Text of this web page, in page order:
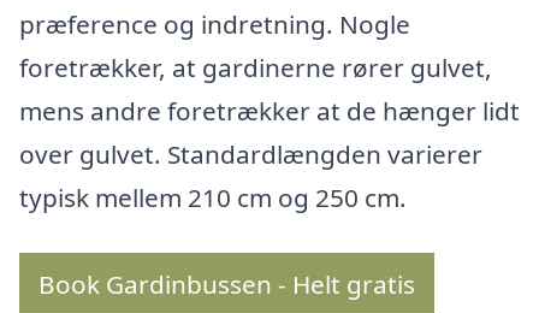
præference og indretning. Nogle
foretrækker, at gardinerne rører gulvet,
mens andre foretrækker at de hænger lidt
over gulvet. Standardlængden varierer
typisk mellem 210 cm og 250 cm.
Book Gardinbussen - Helt gratis